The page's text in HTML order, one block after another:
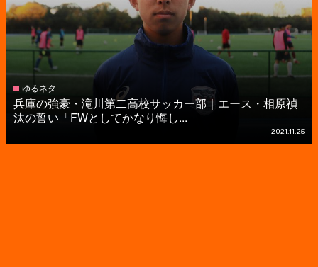
ゆるネタ
兵庫の強豪・滝川第二高校サッカー部｜エース・相原禎
汰の誓い「FWとしてかなり悔し...
2021.11.25